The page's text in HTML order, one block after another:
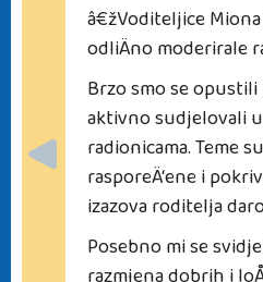
â€žVoditeljice
odliÄno moderirale
Brzo smo se opustili
aktivno sudjelovali
radionicama. Teme
rasporeÄ‘ene i
izazova roditelja
Posebno mi se